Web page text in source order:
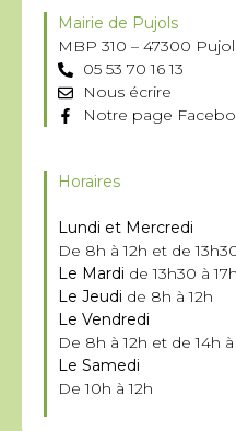
Mairie de Pujols
MBP 310 – 47300
05 53 70 16 13
Nous écrire
Notre page
Horaires
Lundi et Mercredi
De 8h à 12h et de
Le Mardi de 13h30 à 17h
Le Jeudi de 8h à 12h
Le Vendredi
De 8h à 12h et de 14h à
Le Samedi
De 10h à 12h